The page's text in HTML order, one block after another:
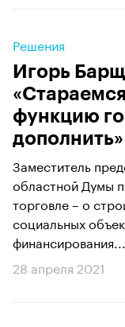
Решения
Игорь
функцию
дополнить»
Заместитель
областной Думы
торговле – о
социальных
финансирования...
28 апреля 2021